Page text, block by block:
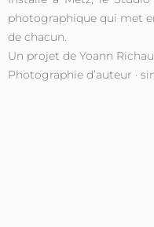
photographique qui met
de chacun.
Un projet de Yoann
Photographie d’auteur ·